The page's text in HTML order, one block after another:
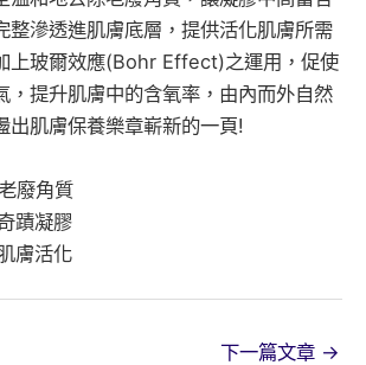
整滲透進肌膚底層，提供活化肌膚所需
上玻爾效應(Bohr Effect)之運用，促使
，提升肌膚中的含氧率，由內而外自然
出肌膚保養樂章嶄新的一頁!
廢角質
蹟凝膠
膚活化
下一篇文章 →